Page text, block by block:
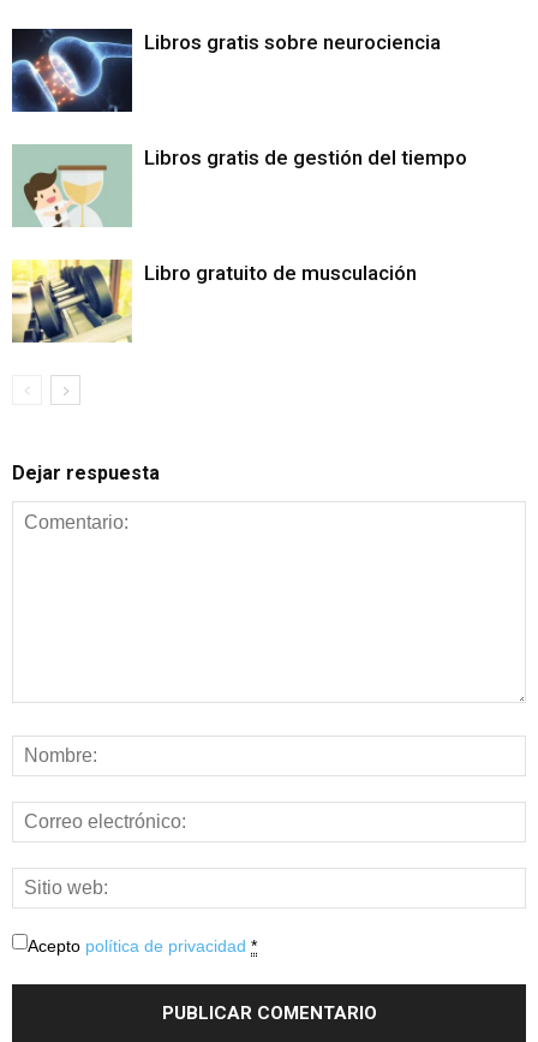
Libros gratis sobre neurociencia
Libros gratis de gestión del tiempo
Libro gratuito de musculación
Dejar respuesta
Acepto política de privacidad *